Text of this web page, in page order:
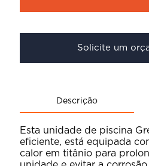
Solicite um
Descrição
Esta unidade de piscina
eficiente, está equipada
calor em titânio para